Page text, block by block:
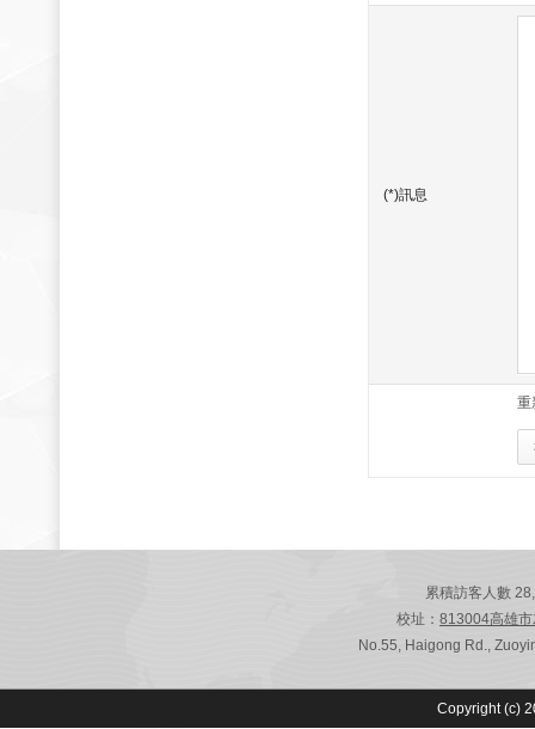
(*)訊息
重
累積訪客人數
校址： 813004高雄
No.55, Haigong Rd.,
Copyright (c)